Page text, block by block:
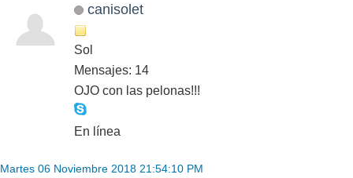
canisolet
Sol
Mensajes: 14
OJO con las pelonas!!!
En línea
Martes 06 Noviembre 2018 21:54:10 PM